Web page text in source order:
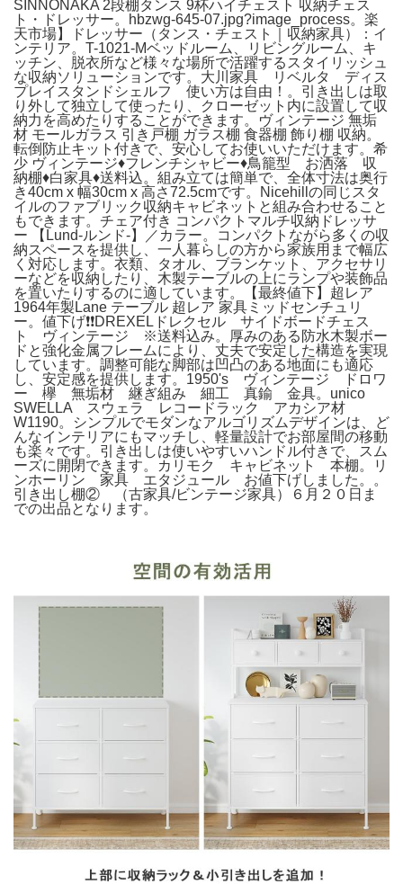
SINNONAKA 2段棚タンス 9杯ハイチェスト 収納チェス
ト・ドレッサー。hbzwg-645-07.jpg?image_process。楽
天市場】ドレッサー（タンス・チェスト｜収納家具）：イ
ンテリア。T-1021-Mベッドルーム、リビングルーム、キ
ッチン、脱衣所など様々な場所で活躍するスタイリッシュ
な収納ソリューションです。大川家具 リベルタ ディス
プレイスタンドシェルフ 使い方は自由！。引き出しは取
り外して独立して使ったり、クローゼット内に設置して収
納力を高めたりすることができます。ヴィンテージ 無垢
材 モールガラス 引き戸棚 ガラス棚 食器棚 飾り棚 収納。
転倒防止キット付きで、安心してお使いいただけます。希
少 ヴィンテージ♦️フレンチシャビー♦️鳥籠型 お洒落 収
納棚♦️白家具♦️送料込。組み立ては簡単で、全体寸法は奥行
き40cm x 幅30cm x 高さ72.5cmです。Nicehillの同じスタ
イルのファブリック収納キャビネットと組み合わせること
もできます。チェア付き コンパクトマルチ収納ドレッサ
ー 【Lund-ルンド-】／カラー。コンパクトながら多くの収
納スペースを提供し、一人暮らしの方から家族用まで幅広
く対応します。衣類、タオル、ブランケット、アクセサリ
ーなどを収納したり、木製テーブルの上にランプや装飾品
を置いたりするのに適しています。【最終値下】超レア
1964年製Lane テーブル 超レア 家具ミッドセンチュリ
ー。値下げ❗️❗️DREXELドレクセル サイドボードチェス
ト ヴィンテージ ※送料込み。厚みのある防水木製ボー
ドと強化金属フレームにより、丈夫で安定した構造を実現
しています。調整可能な脚部は凹凸のある地面にも適応
し、安定感を提供します。1950's ヴィンテージ ドロワ
ー 欅 無垢材 継ぎ組み 細工 真鍮 金具。unico
SWELLA スウェラ レコードラック アカシア材
W1190。シンプルでモダンなアルゴリズムデザインは、ど
んなインテリアにもマッチし、軽量設計でお部屋間の移動
も楽々です。引き出しは使いやすいハンドル付きで、スム
ーズに開閉できます。カリモク キャビネット 本棚。リ
ンホーリン 家具 エタジュール お値下げしました。。
引き出し棚② （古家具/ビンテージ家具）６月２０日ま
での出品となります。